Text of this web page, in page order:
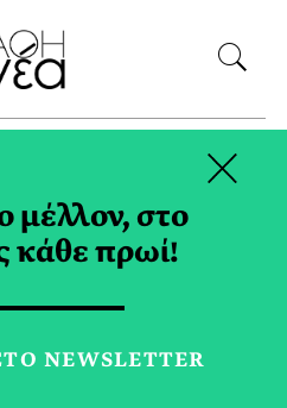
μέλλον, στο
κάθε πρωί!
NEWSLETTER
×